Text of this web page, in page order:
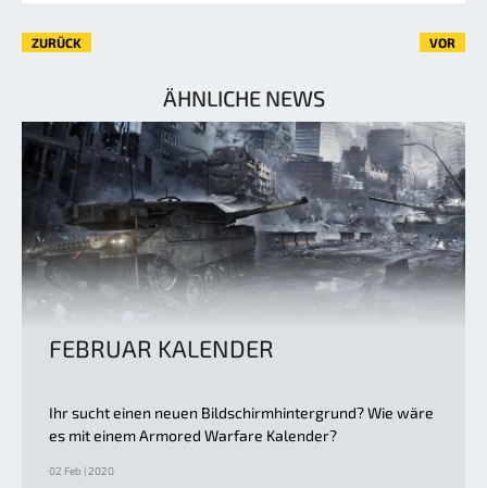
ZURÜCK VOR
ÄHNLICHE NEWS
FEBRUAR KALENDER
Ihr sucht einen neuen Bildschirmhintergrund? Wie wäre
es mit einem Armored Warfare Kalender?
02 Feb | 2020